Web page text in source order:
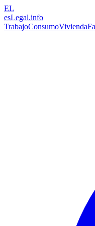
EL
esLegal.info
TrabajoConsumoVivienda